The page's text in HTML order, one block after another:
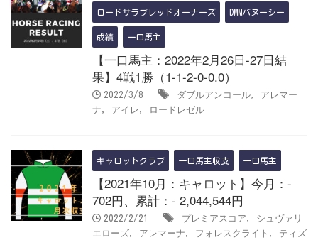
ロードサラブレッドオーナーズ DMMバヌーシー
成績 一口馬主
【一口馬主：2022年2月26日-27日結
果】4戦1勝（1-1-2-0-0.0）
2022/3/8 ダブルアンコール, アレマー
ナ, アイレ, ロードレゼル
キャロットクラブ 一口馬主収支 一口馬主
【2021年10月：キャロット】今月：-
702円、累計：- 2,044,544円
2022/2/21 プレミアスコア, シュヴァリ
エローズ, アレマーナ, フォレスクライト , ティズ